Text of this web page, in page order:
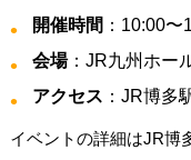
開催時間 ：10:00〜
会場：JR九州ホー
アクセス ：JR博多
イベントの詳細はJR博